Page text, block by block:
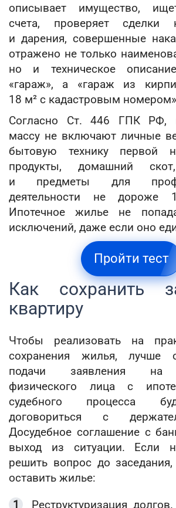
описывает имущество,
счета, проверяет сделки
и дарения, совершенные
отражено не только
но и техническое
«гараж», а «гараж из
18 м² с кадастровым
Согласно Ст. 446 ГПК РФ,
массу не включают личные
бытовую технику первой
продукты, домашний
и предметы для
деятельности не дороже
Ипотечное жилье не
исключений, даже если оно
Пройти тест
Как сохранить
квартиру
Чтобы реализовать на
сохранения жилья, лучше
подачи заявления на
физического лица с
судебного процесса
договориться с
Досудебное соглашение с
выход из ситуации. Если
решить вопрос до
оставить жилье:
Реструктуризация